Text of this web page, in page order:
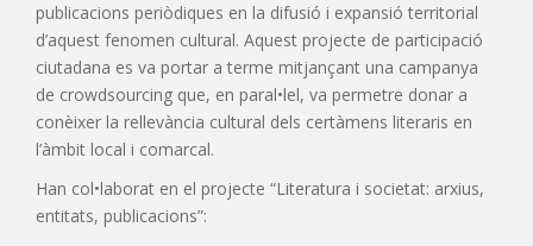
publicacions periòdiques en la difusió i expansió territorial
d’aquest fenomen cultural. Aquest projecte de participació
ciutadana es va portar a terme mitjançant una campanya
de crowdsourcing que, en paral•lel, va permetre donar a
conèixer la rellevància cultural dels certàmens literaris en
l’àmbit local i comarcal.
Han col•laborat en el projecte “Literatura i societat: arxius,
entitats, publicacions”: